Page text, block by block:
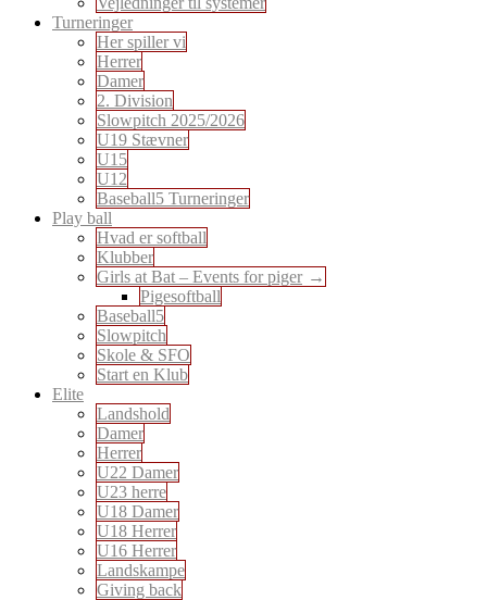
Turneringer
Her spiller vi
Herrer
Damer
2. Division
Slowpitch 2025/2026
U19 Stævner
U15
U12
Baseball5 Turneringer
Play ball
Hvad er softball
Klubber
Girls at Bat – Events for piger
Pigesoftball
Baseball5
Slowpitch
Skole & SFO
Start en Klub
Elite
Landshold
Damer
Herrer
U22 Damer
U23 herre
U18 Damer
U18 Herrer
U16 Herrer
Landskampe
Giving back